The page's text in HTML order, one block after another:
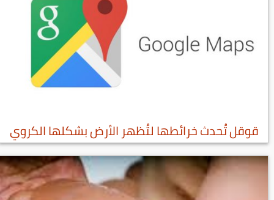
قوقل تُحدث خرائطها لتُظهر الأرض بشكلها الكروي